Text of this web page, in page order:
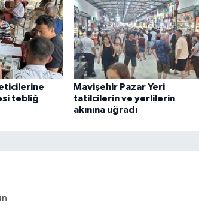
tebliğ
Mavişehir Pazar Yeri
tatilcilerin ve yerlilerin
akınına uğradı